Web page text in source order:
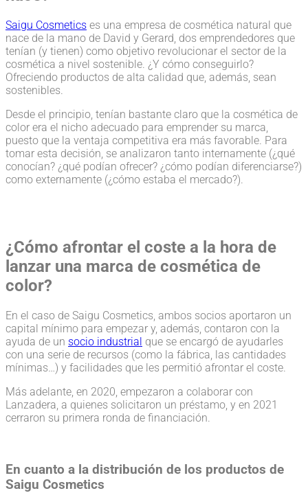
Saigu Cosmetics es una empresa de cosmética natural que
nace de la mano de David y Gerard, dos emprendedores que
tenían (y tienen) como objetivo revolucionar el sector de la
cosmética a nivel sostenible. ¿Y cómo conseguirlo?
Ofreciendo productos de alta calidad que, además, sean
sostenibles.
Desde el principio, tenían bastante claro que la cosmética de
color era el nicho adecuado para emprender su marca,
puesto que la ventaja competitiva era más favorable. Para
tomar esta decisión, se analizaron tanto internamente (¿qué
conocían? ¿qué podían ofrecer? ¿cómo podían diferenciarse?)
como externamente (¿cómo estaba el mercado?).
¿Cómo afrontar el coste a la hora de
lanzar una marca de cosmética de
color?
En el caso de Saigu Cosmetics, ambos socios aportaron un
capital mínimo para empezar y, además, contaron con la
ayuda de un socio industrial que se encargó de ayudarles
con una serie de recursos (como la fábrica, las cantidades
mínimas…) y facilidades que les permitió afrontar el coste.
Más adelante, en 2020, empezaron a colaborar con
Lanzadera, a quienes solicitaron un préstamo, y en 2021
cerraron su primera ronda de financiación.
En cuanto a la distribución de los productos de
Saigu Cosmetics